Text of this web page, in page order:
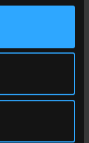
4: L-HM, IP